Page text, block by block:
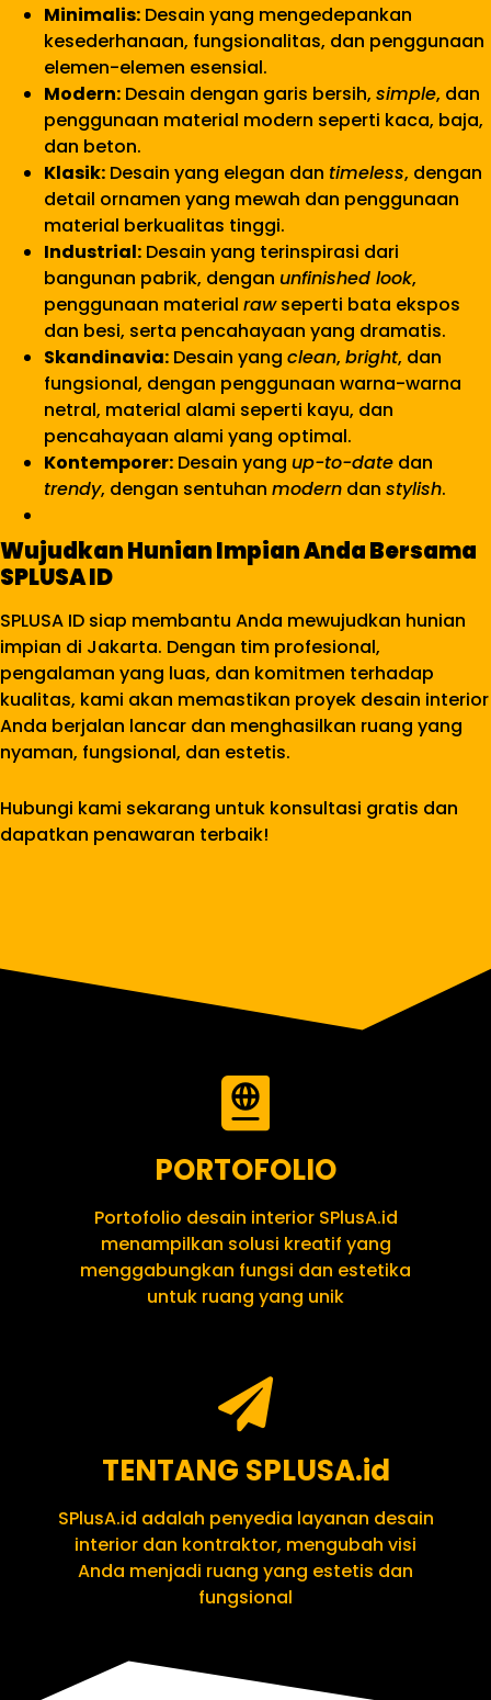
Minimalis: Desain yang mengedepankan
kesederhanaan, fungsionalitas, dan penggunaan
elemen-elemen esensial.
Modern: Desain dengan garis bersih, simple, dan
penggunaan material modern seperti kaca, baja,
dan beton.
Klasik: Desain yang elegan dan timeless, dengan
detail ornamen yang mewah dan penggunaan
material berkualitas tinggi.
Industrial: Desain yang terinspirasi dari
bangunan pabrik, dengan unfinished look,
penggunaan material rawseperti bata ekspos
dan besi, serta pencahayaan yang dramatis.
Skandinavia: Desain yang clean, bright, dan
fungsional, dengan penggunaan warna-warna
netral, material alami seperti kayu, dan
pencahayaan alami yang optimal.
Kontemporer: Desain yang up-to-date dan
trendy, dengan sentuhan modern dan stylish.
Wujudkan Hunian Impian Anda Bersama
SPLUSA ID
SPLUSA ID siap membantu Anda mewujudkan hunian
impian di Jakarta. Dengan tim profesional,
pengalaman yang luas, dan komitmen terhadap
kualitas, kami akan memastikan proyek desain interior
Anda berjalan lancar dan menghasilkan ruang yang
nyaman, fungsional, dan estetis.
Hubungi kami sekarang untuk konsultasi gratis dan
dapatkan penawaran terbaik!
PORTOFOLIO
Portofolio desain interior SPlusA.id
menampilkan solusi kreatif yang
menggabungkan fungsi dan estetika
untuk ruang yang unik
TENTANG SPLUSA.id
SPlusA.id adalah penyedia layanan desain
interior dan kontraktor, mengubah visi
Anda menjadi ruang yang estetis dan
fungsional